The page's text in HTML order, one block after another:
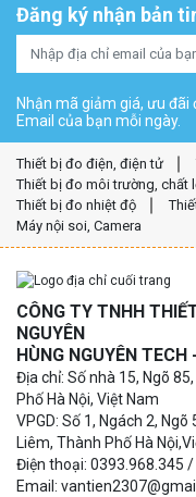
Đăng ký nhận bản
Nhận mã giảm giá, ưu đãi
Email của bạn mỗi ngày.
Thiết bị đo điện, điện tử
Thiết bị đo môi trường, chất
Thiết bị đo nhiệt độ
Máy nội soi, Camera
CÔNG TY TNHH
NGUYÊN
HÙNG NGUYÊN TECH
Địa chỉ: Số nhà 15, Ngõ
Phố Hà Nội, Việt Nam
VPGD: Số 1, Ngách 2,
Liêm, Thành Phố Hà
Điện thoại: 0393.968.345
Email: